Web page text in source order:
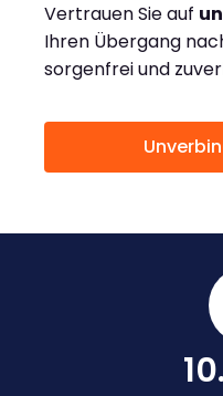
Vertrauen Sie auf
Ihren Übergang
sorgenfrei und